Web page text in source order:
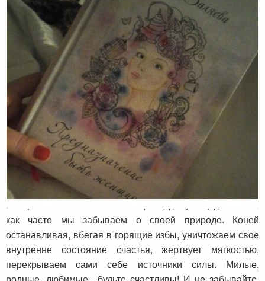
Отзыв о книге «Предназначение быть
женщиной» от Марии Сахаровой
Вечернее чтиво. Милые женщины, девушки, девочки…
как часто мы забываем о своей природе. Коней
останавливая, вбегая в горящие избы, уничтожаем свое
внутренне состояние счастья, жертвует мягкостью,
перекрываем сами себе источники силы. Милые,